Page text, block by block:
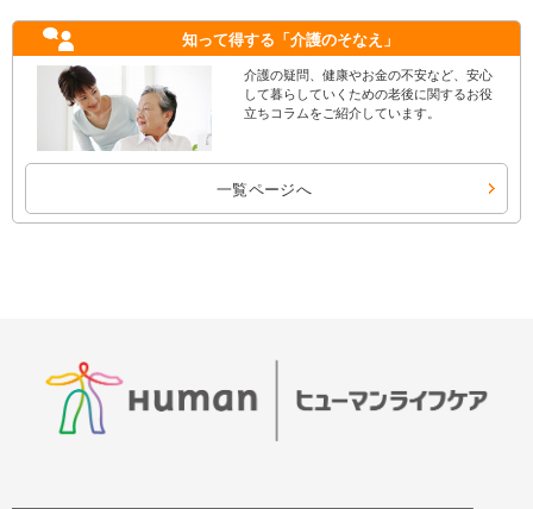
知って得する 「介護のそなえ」
介護の疑問、健康やお金の不安など、安心
して暮らしていくための老後に関するお役
立ちコラムをご紹介しています。
一覧ページへ